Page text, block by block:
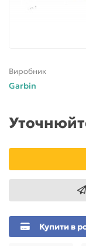
Виробник
Garbin
Купити в